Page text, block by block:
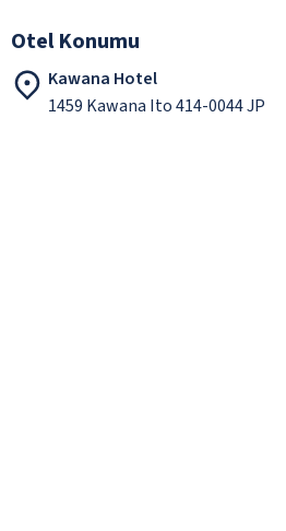
Otel Konumu
Kawana Hotel
1459 Kawana Ito 414-0044 JP